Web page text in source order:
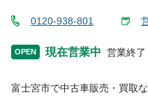
0120-938-801
OPEN 現在営業中 営業終了
富士宮市で中古車販売・買取